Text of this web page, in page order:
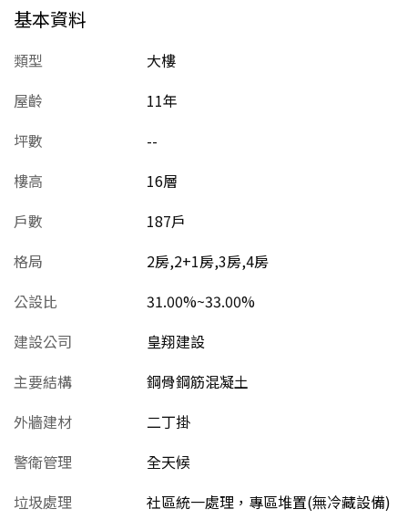
基本資料
類型
大樓
屋齡
11年
坪數
--
樓高
16層
戶數
187戶
格局
2房,2+1房,3房,4房
公設比
31.00%~33.00%
建設公司
皇翔建設
主要結構
鋼骨鋼筋混凝土
外牆建材
二丁掛
警衛管理
全天候
垃圾處理
社區統一處理，專區堆置(無冷藏設備)